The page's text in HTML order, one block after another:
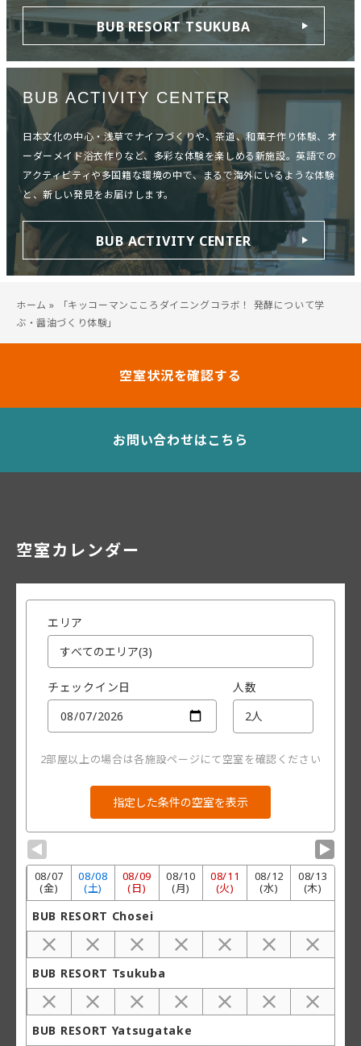
BUB RESORT TSUKUBA
BUB ACTIVITY CENTER
日本文化の中心・浅草でナイフづくりや、茶道、和菓子作り体験、オ
ーダーメイド浴衣作りなど、多彩な体験を楽しめる新施設。英語での
アクティビティや多国籍な環境の中で、まるで海外にいるような体験
と、新しい発見をお届けします。
BUB ACTIVITY CENTER
ホーム »
「キッコーマンこころダイニングコラボ！ 発酵について学
ぶ・醤油づくり体験」
空室状況を確認する
お問い合わせはこちら
空室カレンダー
エリア
チェックイン日 人数
2部屋以上の場合は各施設ページにて空室を確認ください
▼ ▼
08/07
(金)
08/08
(土)
08/09
(日)
08/10
(月)
08/11
(火)
08/12
(水)
08/13
(木)
BUB RESORT Chosei
BUB RESORT Tsukuba
BUB RESORT Yatsugatake